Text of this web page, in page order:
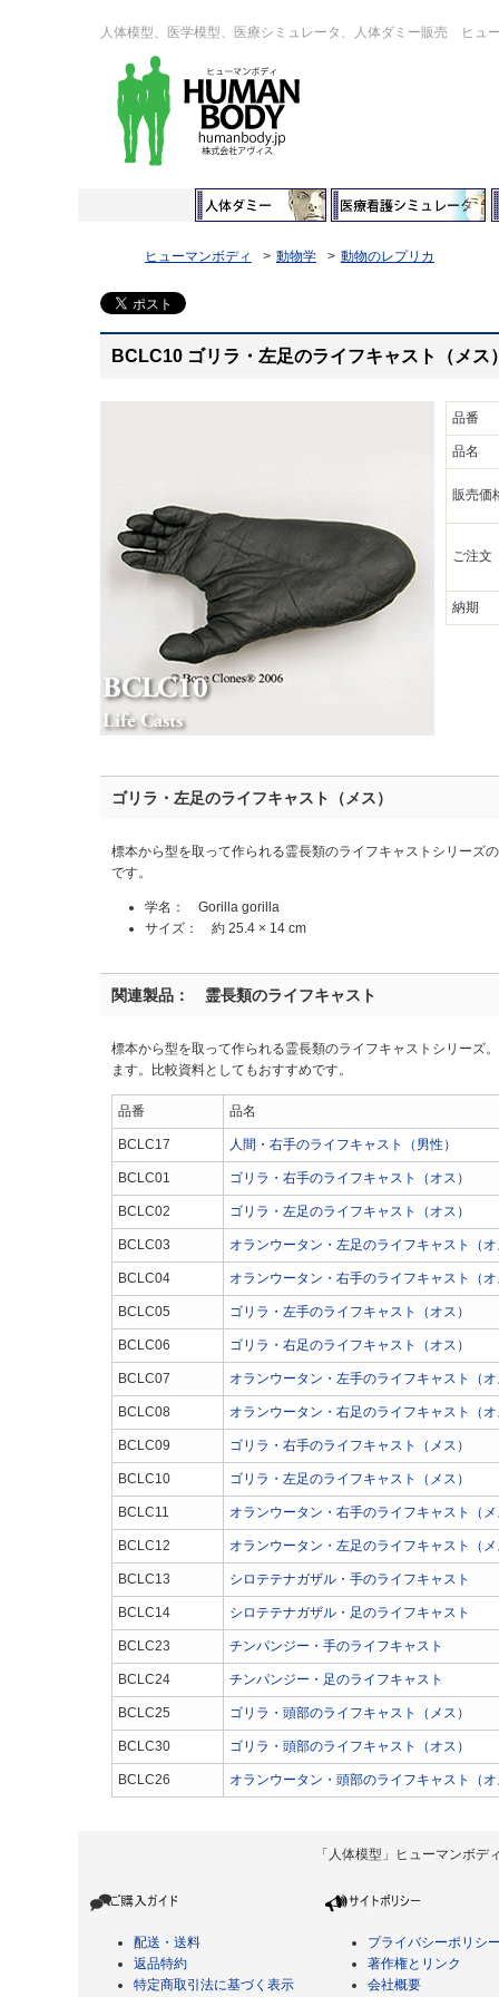
人体模型、医学模型、医療シミュレータ、人体ダミー販売 ヒュ
ヒューマンボディ 動物学 動物のレプリカ
BCLC10 ゴリラ・左足のライフキャスト（メス
品番
品名
販売価
ご注文
納期
ゴリラ・左足のライフキャスト（メス）
標本から型を取って作られる霊長類のライフキャストシリー
です。
学名： Gorilla gorilla
サイズ： 約 25.4 × 14 cm
関連製品： 霊長類のライフキャスト
標本から型を取って作られる霊長類のライフキャストシリーズ
ます。比較資料としてもおすすめです。
品番 品名
BCLC17 人間・右手のライフキャスト（男性）
BCLC01 ゴリラ・右手のライフキャスト（オス）
BCLC02 ゴリラ・左足のライフキャスト（オス）
BCLC03 オランウータン・左足のライフキャスト（
BCLC04 オランウータン・右手のライフキャスト（
BCLC05 ゴリラ・左手のライフキャスト（オス）
BCLC06 ゴリラ・右足のライフキャスト（オス）
BCLC07 オランウータン・左手のライフキャスト（
BCLC08 オランウータン・右足のライフキャスト（
BCLC09 ゴリラ・右手のライフキャスト（メス）
BCLC10 ゴリラ・左足のライフキャスト（メス）
BCLC11 オランウータン・右手のライフキャスト（
BCLC12 オランウータン・左足のライフキャスト（
BCLC13 シロテテナガザル・手のライフキャスト
BCLC14 シロテテナガザル・足のライフキャスト
BCLC23 チンパンジー・手のライフキャスト
BCLC24 チンパンジー・足のライフキャスト
BCLC25 ゴリラ・頭部のライフキャスト（メス）
BCLC30 ゴリラ・頭部のライフキャスト（オス）
BCLC26 オランウータン・頭部のライフキャスト（
「人体模型」ヒューマンボ
配送・送料
返品特約
特定商取引法に基づく表示
プライバシーポリシ
著作権とリンク
会社概要